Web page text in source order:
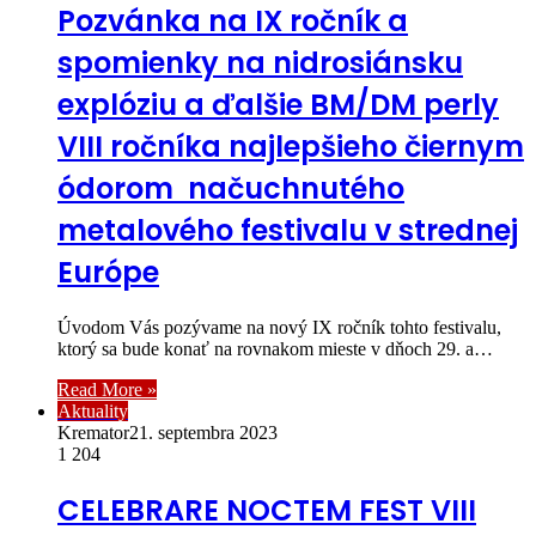
Pozvánka na IX ročník a
spomienky na nidrosiánsku
explóziu a ďalšie BM/DM perly
VIII ročníka najlepšieho čiernym
ódorom načuchnutého
metalového festivalu v strednej
Európe
Úvodom Vás pozývame na nový IX ročník tohto festivalu,
ktorý sa bude konať na rovnakom mieste v dňoch 29. a…
Read More »
Aktuality
Kremator21. septembra 2023
1 204
CELEBRARE NOCTEM FEST VIII